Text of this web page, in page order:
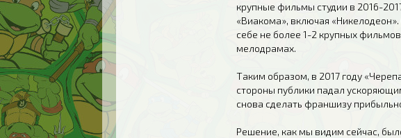
крупные фильмы студии в 2016-
«Виакома», включая
себе не более 1-2 крупных
мелодрамах.
Таким образом, в 2017 году
стороны публики падал
снова сделать франшизу
Решение, как мы видим сейчас,